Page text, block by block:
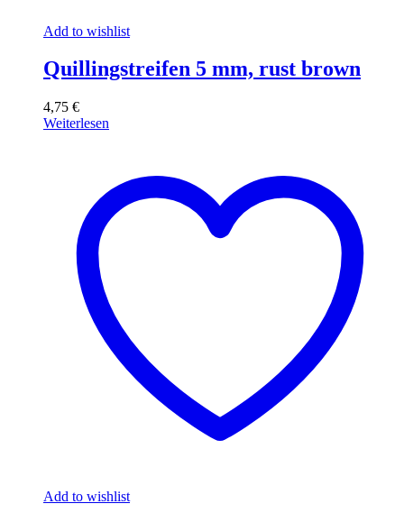
Add to wishlist
Quillingstreifen 5 mm, rust brown
4,75 €
Weiterlesen
Add to wishlist